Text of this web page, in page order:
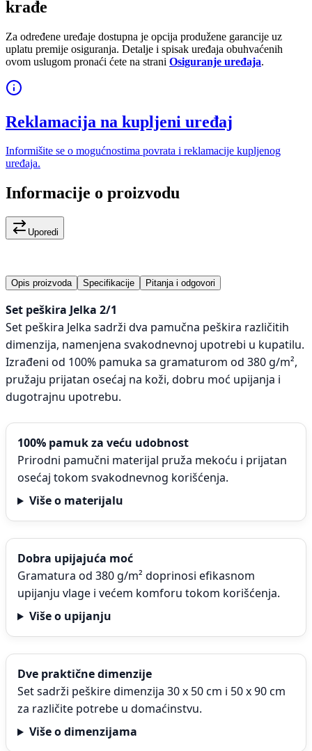
krađe
Za određene uređaje dostupna je opcija produžene garancije uz
uplatu premije osiguranja. Detalje i spisak uređaja obuhvaćenih
ovom uslugom pronaći ćete na strani Osiguranje uređaja.
Reklamacija na kupljeni uređaj
Informišite se o mogućnostima povrata i reklamacije kupljenog
uređaja.
Informacije o proizvodu
Uporedi
Opis proizvoda Specifikacije Pitanja i odgovori
Set peškira Jelka 2/1
Set peškira Jelka sadrži dva pamučna peškira različitih
dimenzija, namenjena svakodnevnoj upotrebi u kupatilu.
Izrađeni od 100% pamuka sa gramaturom od 380 g/m²,
pružaju prijatan osećaj na koži, dobru moć upijanja i
dugotrajnu upotrebu.
100% pamuk za veću udobnost
Prirodni pamučni materijal pruža mekoću i prijatan
osećaj tokom svakodnevnog korišćenja.
Više o materijalu
Dobra upijajuća moć
Gramatura od 380 g/m² doprinosi efikasnom
upijanju vlage i većem komforu tokom korišćenja.
Više o upijanju
Dve praktične dimenzije
Set sadrži peškire dimenzija 30 x 50 cm i 50 x 90 cm
za različite potrebe u domaćinstvu.
Više o dimenzijama